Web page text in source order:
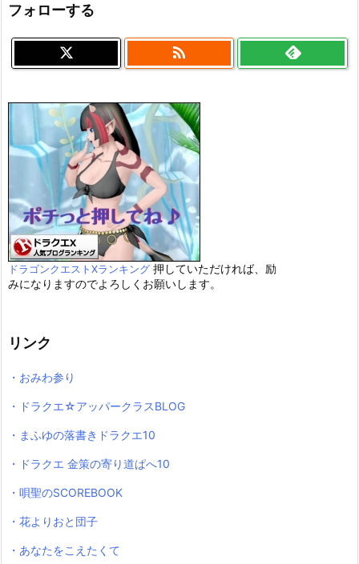
フォローする

ドラゴンクエストXランキング 押していただければ、励
みになりますのでよろしくお願いします。
リンク
・おみわ参り
・ドラクエ☆アッパークラスBLOG
・まふゆの落書きドラクエ10
・ドラクエ 金策の寄り道ぱへ10
・唄聖のSCOREBOOK
・花よりおと団子
・あなたをこえたくて